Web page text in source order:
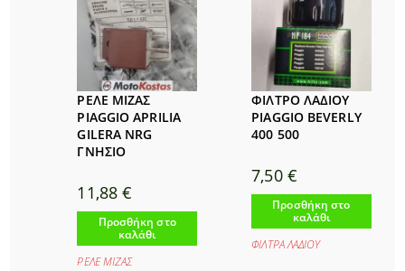
ΡΕΛΕ ΜΙΖΑΣ
PIAGGIO APRILIA
GILERA NRG
ΓΝΗΣΙΟ
11,88€
Προσθήκη στο
καλάθι
ΡΕΛΕ ΜΙΖΑΣ
ΦΙΛΤΡΟ ΛΑΔΙΟΥ
PIAGGIO BEVERLY
400 500
7,50 €
Προσθήκη στο
καλάθι
ΦΙΛΤΡΑ ΛΑΔΙΟΥ